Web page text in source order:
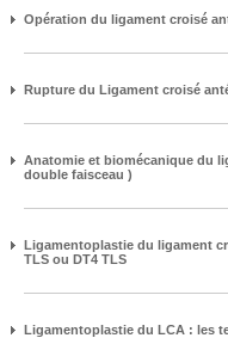
Opération du ligament croisé
Rupture du Ligament croisé
Anatomie et biomécanique du
double faisceau )
Ligamentoplastie du ligament
TLS ou DT4 TLS
Ligamentoplastie du LCA : les